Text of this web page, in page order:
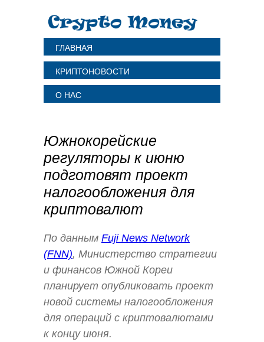
ГЛАВНАЯ
КРИПТОНОВОСТИ
О НАС
Южнокорейские
регуляторы к июню
подготовят проект
налогообложения для
криптовалют
По данным Fuji News Network
(FNN), Министерство стратегии
и финансов Южной Кореи
планирует опубликовать проект
новой системы налогообложения
для операций с криптовалютами
к концу июня.